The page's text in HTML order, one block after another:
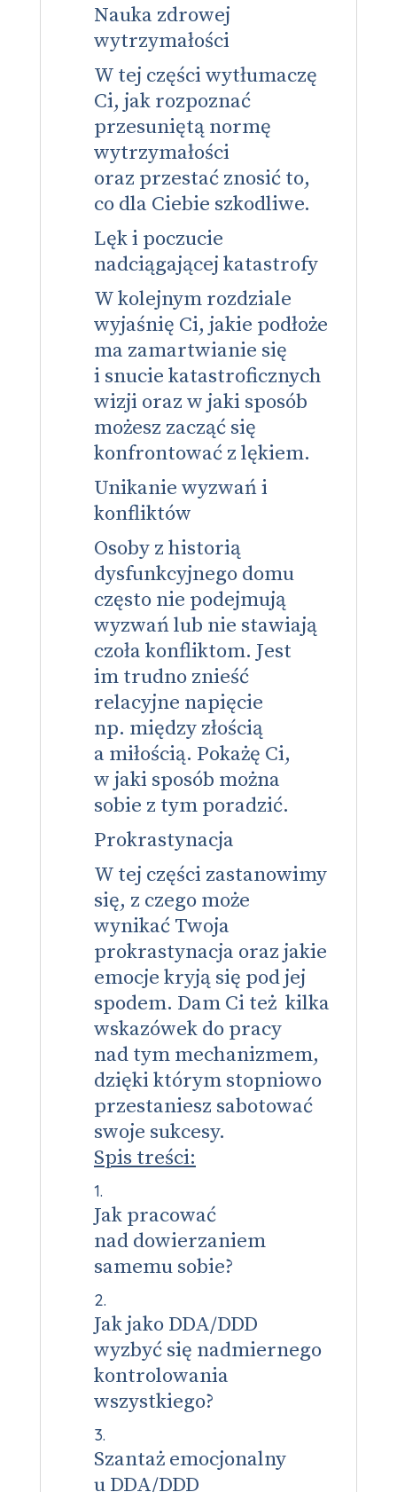
Nauka zdrowej
wytrzymałości
W tej części wytłumaczę
Ci, jak rozpoznać
przesuniętą normę
wytrzymałości
oraz przestać znosić to,
co dla Ciebie szkodliwe.
Lęk i poczucie
nadciągającej katastrofy
W kolejnym rozdziale
wyjaśnię Ci, jakie podłoże
ma zamartwianie się
i snucie katastroficznych
wizji oraz w jaki sposób
możesz zacząć się
konfrontować z lękiem.
Unikanie wyzwań i
konfliktów
Osoby z historią
dysfunkcyjnego domu
często nie podejmują
wyzwań lub nie stawiają
czoła konfliktom. Jest
im trudno znieść
relacyjne napięcie
np. między złością
a miłością. Pokażę Ci,
w jaki sposób można
sobie z tym poradzić.
Prokrastynacja
W tej części zastanowimy
się, z czego może
wynikać Twoja
prokrastynacja oraz jakie
emocje kryją się pod jej
spodem. Dam Ci też kilka
wskazówek do pracy
nad tym mechanizmem,
dzięki którym stopniowo
przestaniesz sabotować
swoje sukcesy.
Spis treści:
Jak pracować
nad dowierzaniem
samemu sobie?
Jak jako DDA/DDD
wyzbyć się nadmiernego
kontrolowania
wszystkiego?
Szantaż emocjonalny
u DDA/DDD